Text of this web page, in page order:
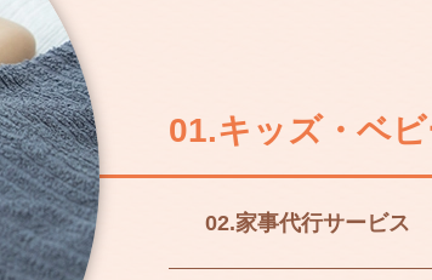
01.キッズ・ベ
02.家事代行サービス